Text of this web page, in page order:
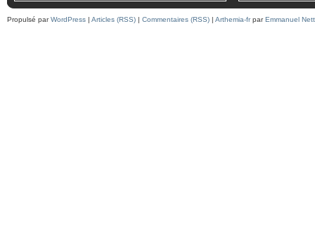
Propulsé parWordPress | Articles (RSS) | Commentaires (RSS) | Arthemia-frparEmmanuel